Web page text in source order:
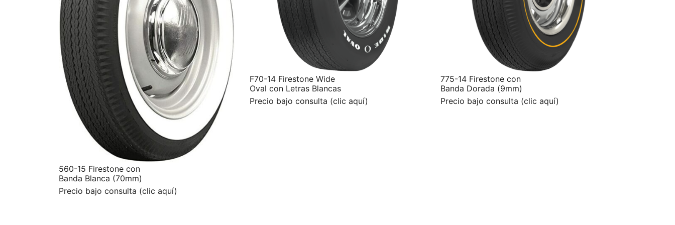
560-15 Firestone con
Banda Blanca (70mm)
Precio bajo consulta (clic aquí)
F70-14 Firestone Wide
Oval con Letras Blancas
Precio bajo consulta (clic aquí)
775-14 Firestone con
Banda Dorada (9mm)
Precio bajo consulta (clic aquí)